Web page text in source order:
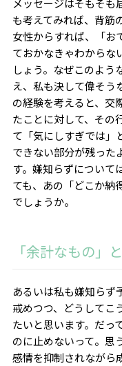
メッセージはそもそも
も考えてみれば、背筋
女性からすれば、「お
ておかなきゃわからな
しょう。なぜこのよう
え、私も決して偉そう
の経験を考えると、交
たことに対して、その
て「気にしすぎでは」
できない部分が残った
す。嫌知らずについて
ても、あの「どこか納
でしょうか。
「余計なもの」
あるいは私も嫌知らず
戒めつつ、どうしてこ
たいと思います。だっ
のに止めないって。思
感情を抑制されながら